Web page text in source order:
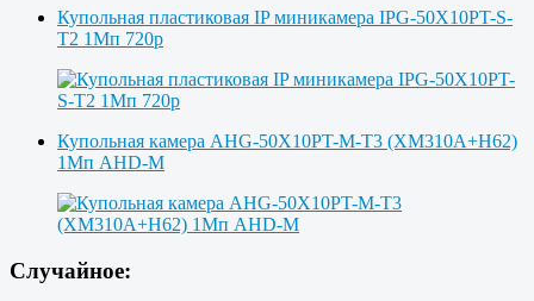
Купольная пластиковая IP миникамера IPG-50X10PT-S-
T2 1Мп 720p
Купольная камера AHG-50X10PT-M-T3 (XM310A+H62)
1Мп AHD-M
Случайное: